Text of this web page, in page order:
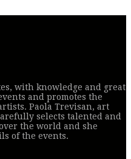
with knowledge and great
and promotes the
Paola Trevisan, art
selects talented and
the world and she
of the events.